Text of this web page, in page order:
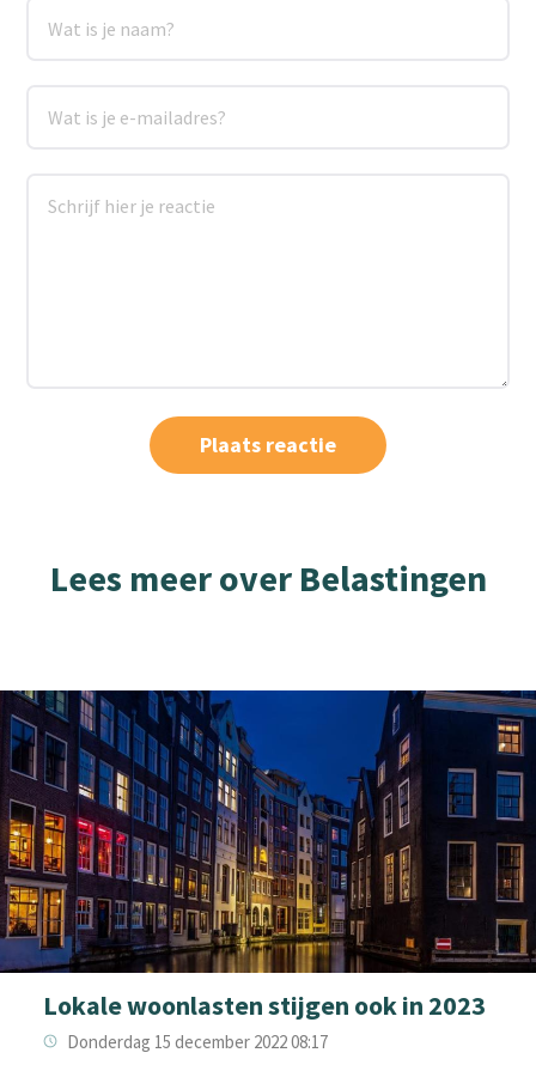
Lees meer over Belastingen
Lokale woonlasten stijgen ook in 2023
Donderdag 15 december 2022 08:17